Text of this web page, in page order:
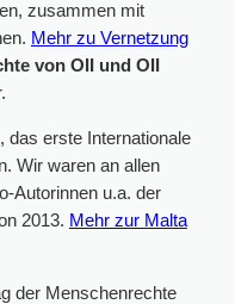
zusammen mit
Mehr zu Vernetzung
von OII und OII
das erste Internationale
Wir waren an allen
Autorinnen u.a. der
2013. Mehr zur Malta
der Menschenrechte